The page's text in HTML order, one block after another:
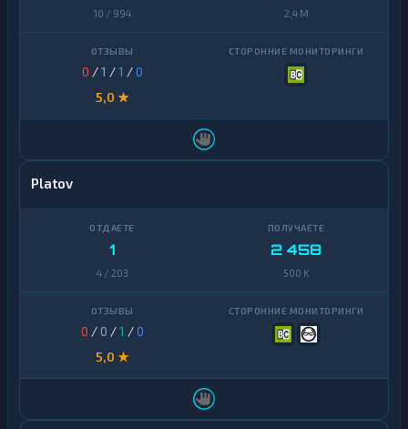
10 / 994 2,4 M
0 /1 /1 /0
5,0 ★
Platov
1
4 / 203
2 458
500 K
0 / 0 /1 /0
5,0 ★